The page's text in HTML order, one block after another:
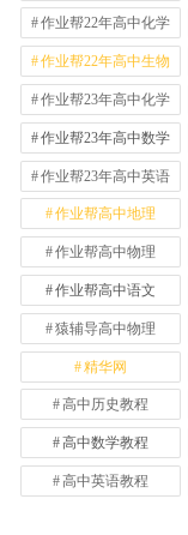
作业帮22年高中化学
作业帮22年高中生物
作业帮23年高中化学
作业帮23年高中数学
作业帮23年高中英语
作业帮高中地理
作业帮高中物理
作业帮高中语文
猿辅导高中物理
精华网
高中历史教程
高中数学教程
高中英语教程